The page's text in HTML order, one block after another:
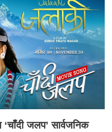
‘चाँदी जलप’ सार्वजनिक